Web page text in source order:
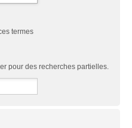
termes
pour des recherches partielles.